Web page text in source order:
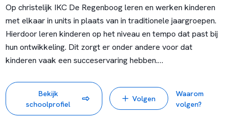
Op christelijk IKC De Regenboog leren en werken kinderen
met elkaar in units in plaats van in traditionele jaargroepen.
Hierdoor leren kinderen op het niveau en tempo dat past bij
hun ontwikkeling. Dit zorgt er onder andere voor dat
kinderen vaak een succeservaring hebben.
Op de Regenboog ontwikkelen kinderen op een creatieve
manier vaardigheden die in onze maatschappij relevant zijn.
Iedere periode staat in het teken van een thema, waarin de
Bekijk
schoolprofiel
Volgen
Waarom
volgen?